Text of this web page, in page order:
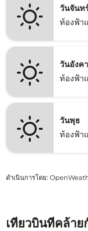
วันจันท
ท้องฟ้า
วันอังค
ท้องฟ้า
วันพุธ
ท้องฟ้า
ดำเนินการโดย:
เที่ยวบินที่คล้าย